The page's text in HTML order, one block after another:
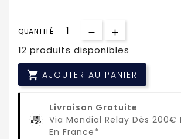
QUANTITÉ
12 produits disponibles
 AJOUTER AU PANIER
Livraison Gratuite
Via Mondial Relay Dès 200€
En France*